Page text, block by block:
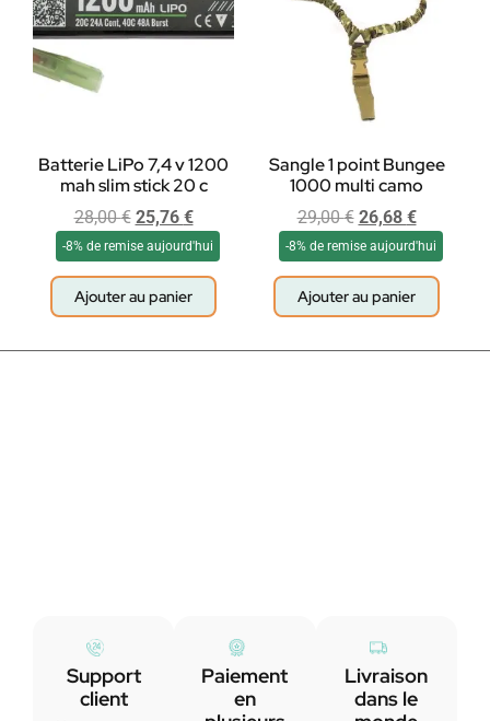
Batterie LiPo 7,4 v 1200
mah slim stick 20 c
28,00€ 25,76 €
-8% de remise aujourd'hui
Ajouter au panier
Sangle 1 point Bungee
1000 multi camo
29,00€ 26,68 €
-8% de remise aujourd'hui
Ajouter au panier
Support
client
Paiement
en
Livraison
dans le